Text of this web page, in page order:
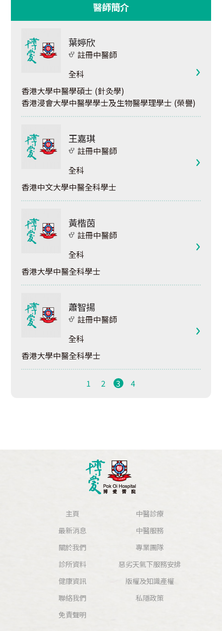
醫師簡介
葉婷欣
註冊中醫師
全科
香港大學中醫學碩士 (針灸學)
香港浸會大學中醫學學士及生物醫學理學士 (榮譽)
王嘉琪
註冊中醫師
全科
香港中文大學中醫全科學士
黃楷茵
註冊中醫師
全科
香港大學中醫全科學士
蕭智揚
註冊中醫師
全科
香港大學中醫全科學士
1 2 3 4
主頁
最新消息
關於我們
中醫診療
中醫服務
專業團隊
診所資料
健康資訊
聯絡我們
惡劣天氣下服務安排
版權及知識產權
私隱政策
免責聲明